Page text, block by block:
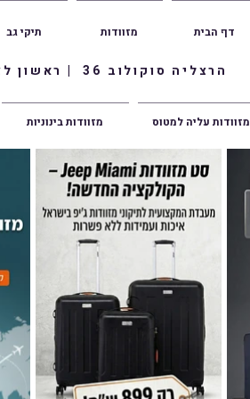
הרצליה סוקולוב 36 | ראשון לציון הרצל 47 | פתח תקווה אשכנזי 1
תיקי גב מזוודות דף הבית
מזוודות בינוניות מזוודות עליה למטוס